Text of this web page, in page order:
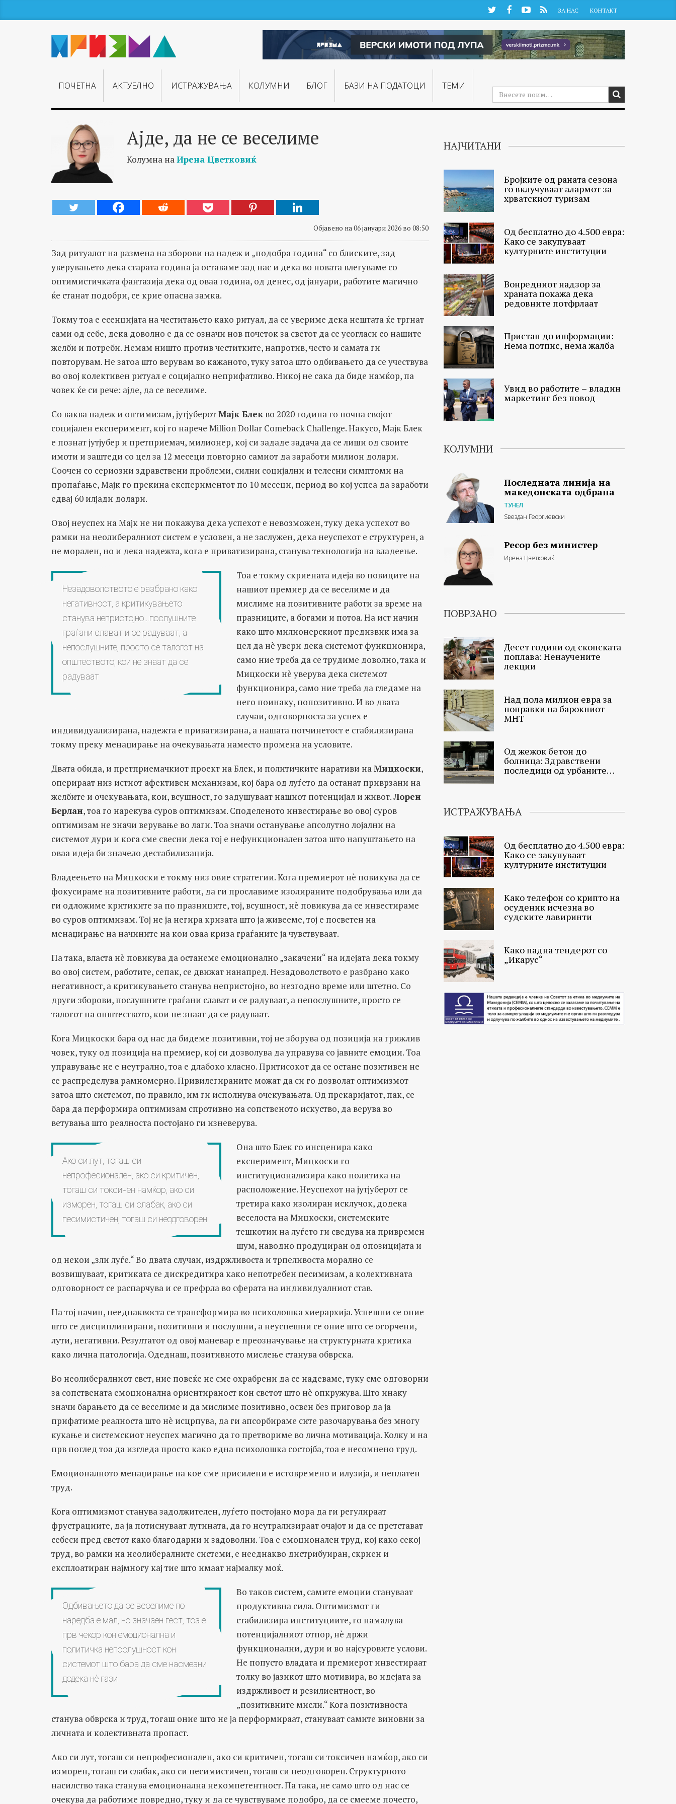
TwitterFacebookYouTube
RSS ЗА НАС КОНТАКТ
ПОЧЕТНА АКТУЕЛНО ИСТРАЖУВАЊA КОЛУМНИ БЛОГ БАЗИ НА ПОДАТОЦИ ТЕМИ
Ајде, да не се веселиме
Колумна наИрена Цветковиќ
Објавено на 06 јануари 2026 во 08:50
Зад ритуалот на размена на зборови на надеж и „подобра година“ со блиските, зад
уверувањето дека старата година ја оставаме зад нас и дека во новата влегуваме со
оптимистичката фантазија дека од оваа година, од денес, од јануари, работите магично
ќе станат подобри, се крие опасна замка.
Токму тоа е есенцијата на честитањето како ритуал, да се увериме дека нештата ќе тргнат
сами од себе, дека доволно е да се означи нов почеток за светот да се усогласи со нашите
желби и потреби. Немам ништо против честитките, напротив, често и самата ги
повторувам. Не затоа што верувам во кажаното, туку затоа што одбивањето да се учествува
во овој колективен ритуал е социјално неприфатливо. Никој не сака да биде намќор, па
човек ќе си рече: ајде, да се веселиме.
Со ваква надеж и оптимизам, јутјуберотМајк Блек во 2020 година го почна својот
социјален експеримент, кој го нарече Million Dollar Comeback Challenge. Накусо, Мајк Блек
е познат јутјубер и претприемач, милионер, кој си зададе задача да се лиши од своите
имоти и заштеди со цел за 12 месеци повторно самиот да заработи милион долари.
Соочен со сериозни здравствени проблеми, силни социјални и телесни симптоми на
пропаѓање, Мајк го прекина експериментот по 10 месеци, период во кој успеа да заработи
едвај 60 илјади долари.
Овој неуспех на Мајк не ни покажува дека успехот е невозможен, туку дека успехот во
рамки на неолибералниот систем е условен, а не заслужен, дека неуспехот е структурен, а
не морален, но и дека надежта, кога е приватизирана, станува технологија на владеење.
Незадоволството е разбрано како
негативност, а критикувањето
станува непристојно…послушните
граѓани слават и се радуваат, а
непослушните, просто се талогот на
општеството, кои не знаат да се
радуваат
Тоа е токму скриената идеја во повиците на
нашиот премиер да се веселиме и да
мислиме на позитивните работи за време на
празниците, а богами и потоа. На ист начин
како што милионерскиот предизвик има за
цел да нè увери дека системот функционира,
само ние треба да се трудиме доволно, така и
Мицкоски нè уверува дека системот
функционира, само ние треба да гледаме на
него поинаку, попозитивно. И во двата
случаи, одговорноста за успех е
индивидуализирана, надежта е приватизирана, а нашата потчинетост е стабилизирана
токму преку менаџирање на очекувањата наместо промена на условите.
Двата обида, и претприемачкиот проект на Блек, и политичките наративи наМицкоски,
оперираат низ истиот афективен механизам, кој бара од луѓето да останат приврзани на
желбите и очекувањата, кои, всушност, го задушуваат нашиот потенцијал и живот.Лорен
Берлан, тоа го нарекува суров оптимизам. Споделеното инвестирање во овој суров
оптимизам не значи верување во лаги. Тоа значи останување апсолутно лојални на
системот дури и кога сме свесни дека тој е нефункционален затоа што напуштањето на
оваа идеја би значело дестабилизација.
Владеењето на Мицкоски е токму низ овие стратегии. Кога премиерот нè повикува да се
фокусираме на позитивните работи, да ги прославиме изолираните подобрувања или да
ги одложиме критиките за по празниците, тој, всушност, нè повикува да се инвестираме
во суров оптимизам. Тој не ја негира кризата што ја живееме, тој е посветен на
менаџирање на начините на кои оваа криза граѓаните ја чувствуваат.
Па така, власта нè повикува да останеме емоционално „закачени“ на идејата дека токму
во овој систем, работите, сепак, се движат нанапред. Незадоволството е разбрано како
негативност, а критикувањето станува непристојно, во незгодно време или штетно. Со
други зборови, послушните граѓани слават и се радуваат, а непослушните, просто се
талогот на општеството, кои не знаат да се радуваат.
Кога Мицкоски бара од нас да бидеме позитивни, тој не зборува од позиција на грижлив
човек, туку од позиција на премиер, кој си дозволува да управува со јавните емоции. Тоа
управување не е неутрално, тоа е длабоко класно. Притисокот да се остане позитивен не
се распределува рамномерно. Привилегираните можат да си го дозволат оптимизмот
затоа што системот, по правило, им ги исполнува очекувањата. Од прекаријатот, пак, се
бара да перформира оптимизам спротивно на сопственото искуство, да верува во
ветувања што реалноста постојано ги изневерува.
Ако си лут, тогаш си
непрофесионален, ако си критичен,
тогаш си токсичен намќор, ако си
изморен, тогаш си слабак, ако си
песимистичен, тогаш си неодговорен
Она што Блек го инсценира како
експеримент, Мицкоски го
институционализира како политика на
расположение. Неуспехот на јутјуберот се
третира како изолиран исклучок, додека
веселоста на Мицкоски, системските
тешкотии на луѓето ги сведува на привремен
шум, наводно продуциран од опозицијата и
од некои „зли луѓе.“ Во двата случаи, издржливоста и трпеливоста морално се
возвишуваат, критиката се дискредитира како непотребен песимизам, а колективната
одговорност се распарчува и се префрла во сферата на индивидуалниот став.
На тој начин, нееднаквоста се трансформира во психолошка хиерархија. Успешни се оние
што се дисциплинирани, позитивни и послушни, а неуспешни се оние што се огорчени,
лути, негативни. Резултатот од овој маневар е преозначување на структурната критика
како лична патологија. Одеднаш, позитивното мислење станува обврска.
Во неолибералниот свет, ние повеќе не сме охрабрени да се надеваме, туку сме одговорни
за сопствената емоционална ориентираност кон светот што нè опкружува. Што инаку
значи барањето да се веселиме и да мислиме позитивно, освен без приговор да ја
прифатиме реалноста што нè исцрпува, да ги апсорбираме сите разочарувања без многу
кукање и системскиот неуспех магично да го претвориме во лична мотивација. Колку и на
прв поглед тоа да изгледа просто како една психолошка состојба, тоа е несомнено труд.
Емоционалното менаџирање на кое сме присилени е истовремено и илузија, и неплатен
труд.
Кога оптимизмот станува задолжителен, луѓето постојано мора да ги регулираат
фрустрациите, да ја потиснуваат лутината, да го неутрализираат очајот и да се претстават
себеси пред светот како благодарни и задоволни. Тоа е емоционален труд, кој како секој
труд, во рамки на неолибералните системи, е нееднакво дистрибуиран, скриен и
експлоатиран најмногу кај тие што имаат најмалку моќ.
Oдбивањето да се веселиме по
наредба е мал, но значаен гест, тоа е
прв чекор кон емоционална и
политичка непослушност кон
системот што бара да сме насмеани
додека нè гази
Во таков систем, самите емоции стануваат
продуктивна сила. Оптимизмот ги
стабилизира институциите, го намалува
потенцијалниот отпор, нè држи
функционални, дури и во најсуровите услови.
Не попусто владата и премиерот инвестираат
толку во јазикот што мотивира, во идејата за
издржливост и резилиентност, во
„позитивните мисли.“ Кога позитивноста
станува обврска и труд, тогаш оние што не ја перформираат, стануваат самите виновни за
личната и колективната пропаст.
Ако си лут, тогаш си непрофесионален, ако си критичен, тогаш си токсичен намќор, ако си
изморен, тогаш си слабак, ако си песимистичен, тогаш си неодговорен. Структурното
насилство така станува емоционална некомпетентност. Па така, не само што од нас се
очекува да работиме повредно, туку и да се чувствуваме подобро, да се смееме почесто,
НАЈЧИТАНИ
Бројките од раната сезона
го вклучуваат алармот за
хрватскиот туризам
Од бесплатно до 4.500 евра:
Како се закупуваат
културните институции
Вонредниот надзор за
храната покажа дека
редовните потфрлаат
Пристап до информации:
Нема потпис, нема жалба
Увид во работите – владин
маркетинг без повод
КОЛУМНИ
Последната линија на
македонската одбрана
ТУНЕЛ
Ѕвездан Георгиевски
Ресор без министер
Ирена Цветковиќ
ПОВРЗАНО
Десет години од скопската
поплава: Ненаучените
лекции
Над пола милион евра за
поправки на барокниот
МНТ
Од жежок бетон до
болница: Здравствени
последици од урбаните
ИСТРАЖУВАЊА
Од бесплатно до 4.500 евра:
Како се закупуваат
културните институции
Како телефон со крипто на
осуденик исчезна во
судските лавиринти
Како падна тендерот со
„Икарус“